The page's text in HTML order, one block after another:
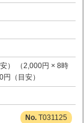
） （2,000円 × 8時
（目安）
T031125